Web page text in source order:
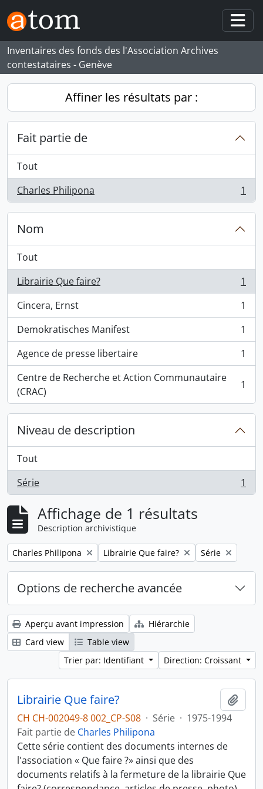
Skip to main content
Inventaires des fonds des l'Association Archives
contestataires - Genève
Affiner les résultats par :
Fait partie de
Tout
Charles Philipona
, 1 résultats 1
Nom
Tout
Librairie Que faire?
, 1 résultats
1
Cincera, Ernst
, 1 résultats
1
Demokratisches Manifest
, 1 résultats
1
Agence de presse libertaire
, 1 résultats
1
Centre de Recherche et Action Communautaire
(CRAC)
, 1 résultats 1
Niveau de description
Tout
Série
, 1 résultats 1
Affichage de 1 résultats
Description archivistique
Remove filter:
Charles Philipona Remove filter:
Librairie Que faire? Remove filter:
Série
Options de recherche avancée
Aperçu avant impression
Hiérarchie
Card view
Table view
Trier par: Identifiant
Direction: Croissant
Librairie Que faire?
CH CH-002049-8 002_CP-S08 · Série · 1975-1994
Fait partie de Charles Philipona
Cette série contient des documents internes de
l'association « Que faire ?» ainsi que des
documents relatifs à la fermeture de la librairie Que